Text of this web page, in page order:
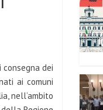
dei
ai comuni
nell’ambito